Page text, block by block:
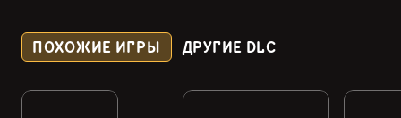
ПОХОЖИЕ ИГРЫ ДРУГИЕ DLC